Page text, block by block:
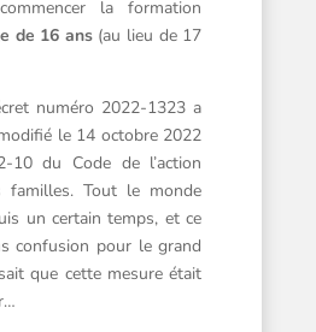
la formation
de 16 ans(au lieu de 17
numéro 2022-1323 a
le 14 octobre 2022
10 du Code de l’action
familles. Tout le monde
un certain temps, et ce
confusion pour le grand
que cette mesure était